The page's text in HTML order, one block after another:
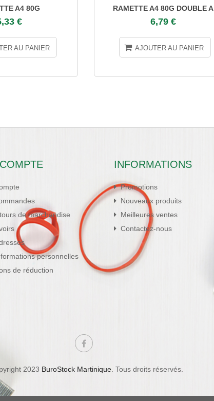
A4 80G
€
AU PANIER
RAMETTE A4 80G DOUBLE A
6,79 €
AJOUTER AU PANIER
de marchandise
personnelles
de réduction
INFORMATIONS
Promotions
Nouveaux produits
Meilleures ventes
Contactez-nous
2023 BuroStock Martinique. Tous droits réservés.